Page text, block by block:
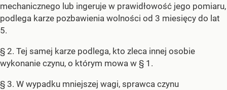
mechanicznego lub ingeruje w prawidłowość jego pomiaru,
podlega karze pozbawienia wolności od 3 miesięcy do lat
5.
§ 2. Tej samej karze podlega, kto zleca innej osobie
wykonanie czynu, o którym mowa w § 1.
§ 3. W wypadku mniejszej wagi, sprawca czynu